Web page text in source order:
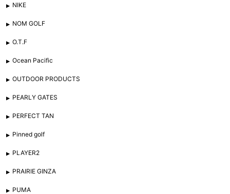
NIKE
NOM GOLF
O.T.F
Ocean Pacific
OUTDOOR PRODUCTS
PEARLY GATES
PERFECT TAN
Pinned golf
PLAYER2
PRAIRIE GINZA
PUMA